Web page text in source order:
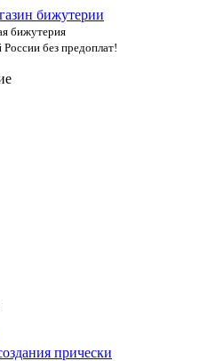
бижутерия
России без предоплат!
прически